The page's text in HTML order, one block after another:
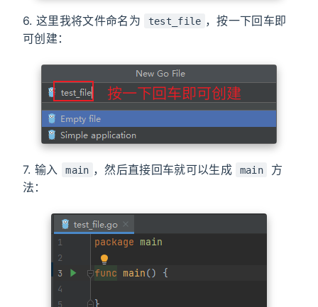
6. 这里我将文件命名为 test_file ，按一下回车即
可创建：
7. 输入 main ，然后直接回车就可以生成 main
方
法：